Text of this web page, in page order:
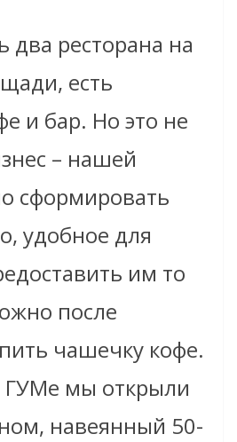
два ресторана на
есть
и бар. Но это не
– нашей
сформировать
удобное для
им то
после
чашечку кофе.
ГУМе мы открыли
навеянный 50-